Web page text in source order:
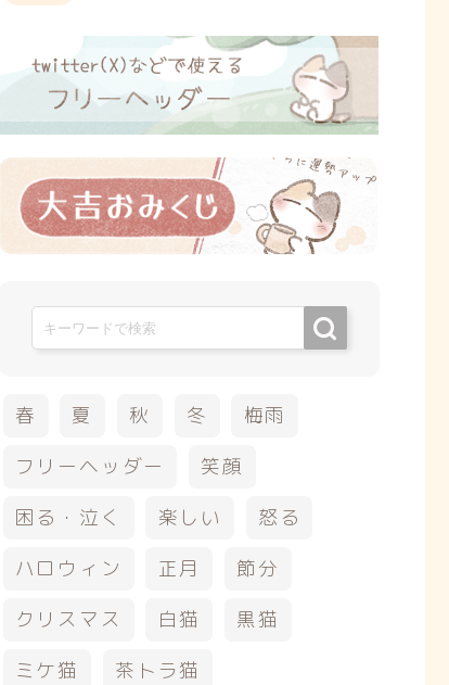
春 夏 秋 冬
梅雨
フリーヘッダー
笑顔
困る・泣く
楽しい
怒る
ハロウィン
正月
節分
クリスマス
白猫
黒猫
ミケ猫
茶トラ猫